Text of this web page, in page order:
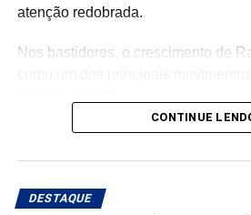
atenção redobrada.
Nos bastidores, o crescimento de
CONTINUE
DESTAQUE